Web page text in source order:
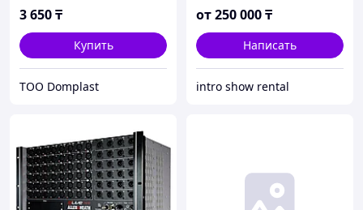
3 650₸
Купить
ТОО Domplast
от250 000₸
Написать
intro show rental